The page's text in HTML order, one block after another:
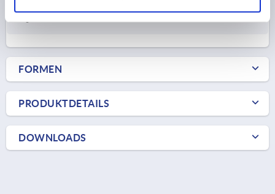
zzgl. MwSt.
DETAILS
FORMEN
PRODUKTDETAILS
DOWNLOADS